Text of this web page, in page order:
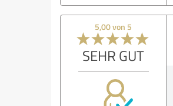
5,00 von 5
SEHR GUT